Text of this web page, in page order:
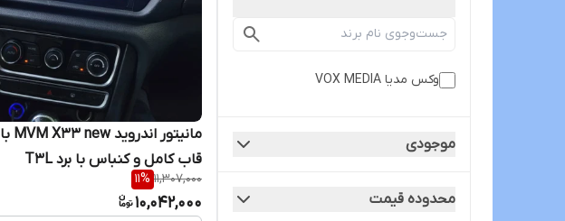
وکس مدیا VOX MEDIA
موجودی
محدوده قیمت
مانیتور اندروید MVM X33 new با
قاب کامل و کنباس با برد T3L
11,307,000
11%
10,042,000